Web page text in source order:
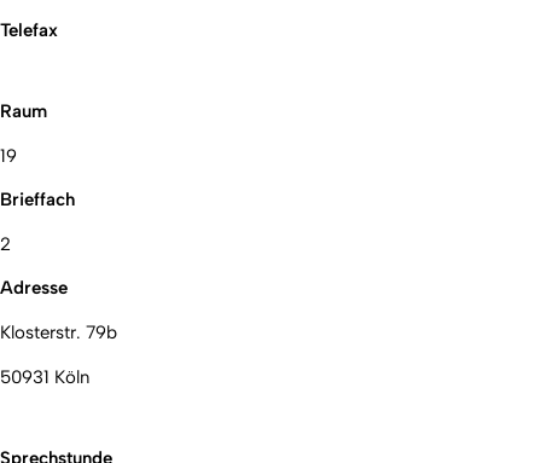
Telefax
Raum
19
Brieffach
2
Adresse
Klosterstr. 79b
50931 Köln
Sprechstunde